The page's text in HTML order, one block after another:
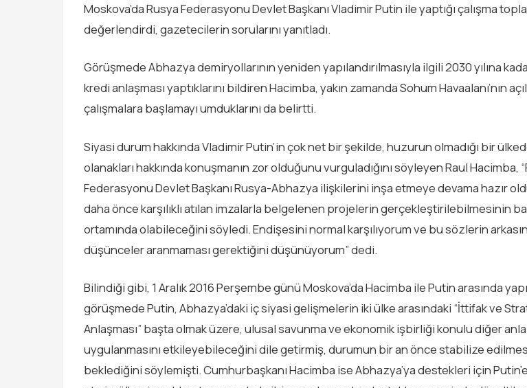
Moskova’da Rusya Federasyonu Devlet Başkanı Vladimir Putin ile yaptığı çalışma
değerlendirdi, gazetecilerin sorularını yanıtladı.
Görüşmede Abhazya demiryollarının yeniden yapılandırılmasıyla ilgili 2030 yılına
kredi anlaşması yaptıklarını bildiren Hacimba, yakın zamanda Sohum Havaalanı’nın
çalışmalara başlamayı umduklarını da belirtti.
Siyasi durum hakkında Vladimir Putin’in çok net bir şekilde, huzurun olmadığı bir
olanakları hakkında konuşmanın zor olduğunu vurguladığını söyleyen Raul Hacimba,
Federasyonu Devlet Başkanı Rusya-Abhazya ilişkilerini inşa etmeye devama hazır
daha önce karşılıklı atılan imzalarla belgelenen projelerin gerçekleştirilebilmesinin
ortamında olabileceğini söyledi. Endişesini normal karşılıyorum ve bu sözlerin
düşünceler aranmaması gerektiğini düşünüyorum” dedi.
Bilindiği gibi, 1 Aralık 2016 Perşembe günü Moskova’da Hacimba ile Putin arasında
görüşmede Putin, Abhazya’daki iç siyasi gelişmelerin iki ülke arasındaki “İttifak ve
Anlaşması” başta olmak üzere, ulusal savunma ve ekonomik işbirliği konulu diğer
uygulanmasını etkileyebileceğini dile getirmiş, durumun bir an önce stabilize
beklediğini söylemişti. Cumhurbaşkanı Hacimba ise Abhazya’ya destekleri için